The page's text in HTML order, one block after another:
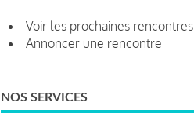
Voir les prochaines rencontres
Annoncer une rencontre
NOS SERVICES